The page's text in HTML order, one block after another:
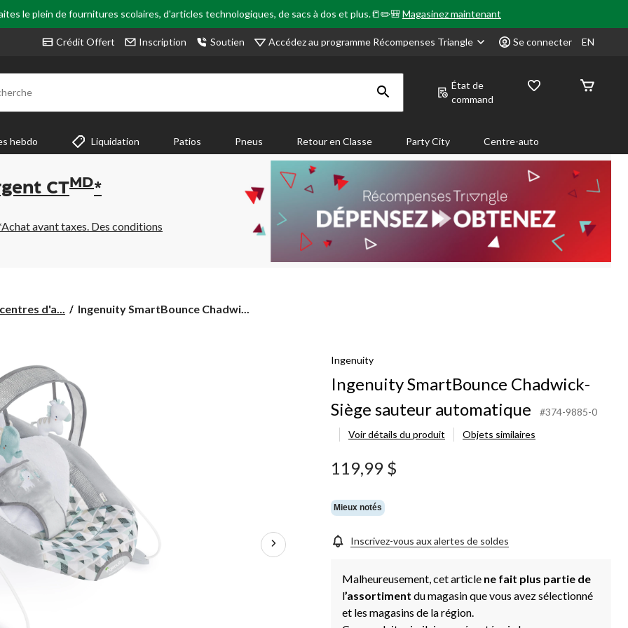
le plein de fournitures scolaires, d'articles technologiques, de sacs à dos et plus.📒✏️🎒Magasinez maintenant
Crédit Offert Inscription Soutien Accédez au programme Récompenses Triangle Se connecter EN
État de
command
hebdo Liquidation Patios Pneus Retour en Classe Party City Centre-auto
CT MD*
avant taxes. Des conditions
d'a...
Ingenuity
Ingenuity SmartBounce Chadwi...
Ingenuity
Ingenuity SmartBounce Chadwick-
Siège sauteur automatique
#374-9885-0
Voir détails du produit
Objets similaires
119,99 $
Mieux notés
Inscrivez-vous aux alertes de soldes
Malheureusement, cet article ne fait plus partie de
l’assortiment du magasin que vous avez sélectionné
et les magasins de la région.